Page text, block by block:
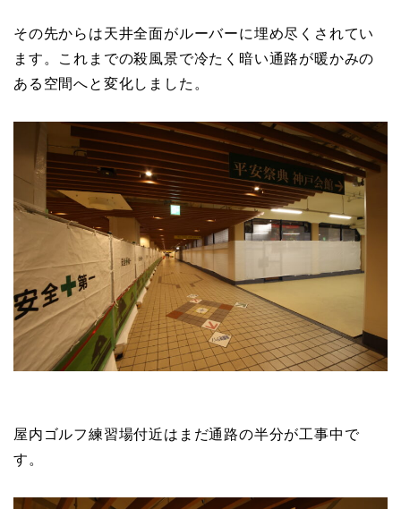
その先からは天井全面がルーバーに埋め尽くされてい
ます。これまでの殺風景で冷たく暗い通路が暖かみの
ある空間へと変化しました。
屋内ゴルフ練習場付近はまだ通路の半分が工事中で
す。